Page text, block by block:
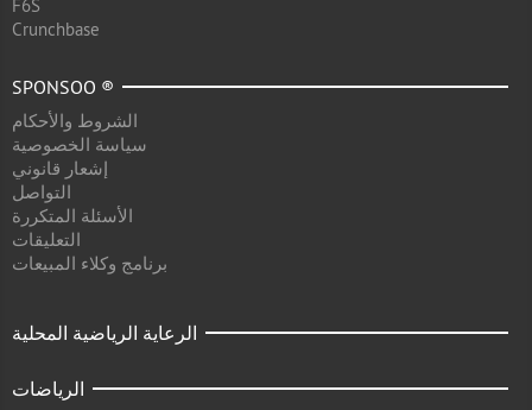
F6S
Crunchbase
SPONSOO ®
الشروط والأحكام
سياسة الخصوصية
إشعار قانوني
التواصل
الأسئلة المتكررة
التعليقات
برنامج وكلاء المبيعات
الرعاية الرياضية المحلية
الرياضات